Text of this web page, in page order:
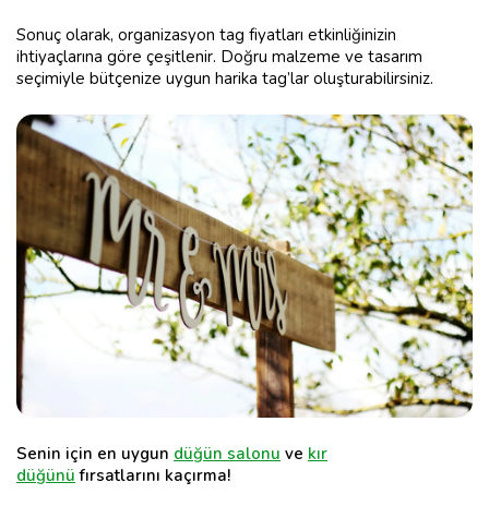
Sonuç olarak, organizasyon tag fiyatları etkinliğinizin
ihtiyaçlarına göre çeşitlenir. Doğru malzeme ve tasarım
seçimiyle bütçenize uygun harika tag’lar oluşturabilirsiniz.
Senin için en uygun düğün salonu ve kır
düğünü fırsatlarını kaçırma!